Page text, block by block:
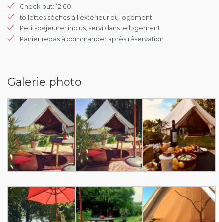
Check out: 12:00
toilettes sèches à l’extérieur du logement
Petit-déjeuner inclus, servi dans le logement
Panier repas à commander après réservation
Galerie photo